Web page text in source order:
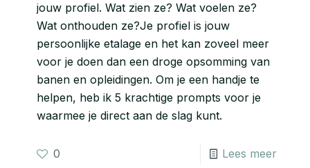
jouw profiel. Wat zien ze? Wat voelen ze?
Wat onthouden ze?Je profiel is jouw
persoonlijke etalage en het kan zoveel meer
voor je doen dan een droge opsomming van
banen en opleidingen. Om je een handje te
helpen, heb ik 5 krachtige prompts voor je
waarmee je direct aan de slag kunt.
0 Lees meer